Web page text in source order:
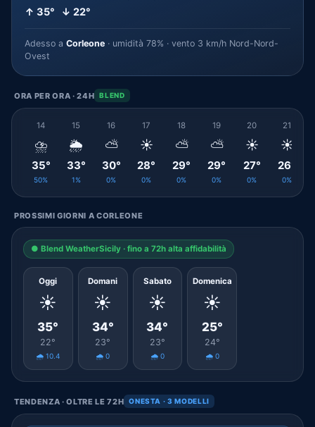
↑ 35° ↓ 22°
Adesso a Corleone · umidità 78% · vento 3 km/h Nord-Nord-
Ovest
ORA PER ORA · 24H BLEND
14
⛈️
35°
50%
15
🌦️
33°
1%
16
⛅
30°
0%
17
☀️
28°
0%
18
⛅
29°
0%
19
⛅
29°
0%
20
☀️
27°
0%
21
☀️
26°
0%
PROSSIMI GIORNI A CORLEONE
● Blend WeatherSicily · fino a 72h alta affidabilità
Oggi
☀️
35°
22°
🌧️ 10.4
Domani
☀️
34°
23°
🌧️ 0
Sabato
☀️
34°
23°
🌧️ 0
Domenica
☀️
25°
24°
🌧️ 0
TENDENZA · OLTRE LE 72H ONESTA · 3 MODELLI